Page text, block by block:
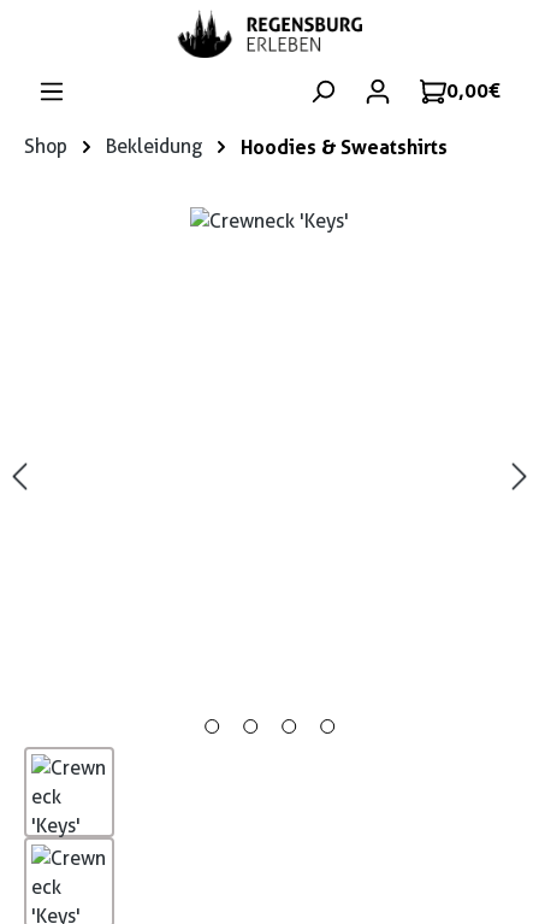
Zum Hauptinhalt springen
0,00 €
Shop Bekleidung Hoodies & Sweatshirts
Bildergalerie überspringen